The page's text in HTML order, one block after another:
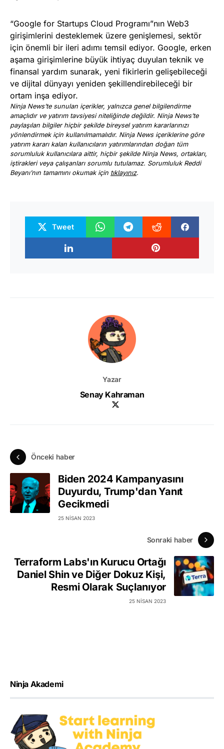
“Google for Startups Cloud Programı”nın Web3
girişimlerini desteklemek üzere genişlemesi, sektör
için önemli bir ileri adımı temsil ediyor. Google, erken
aşama girişimlerine büyük ihtiyaç duyulan teknik ve
finansal yardım sunarak, yeni fikirlerin gelişebileceği
ve dijital dünyayı yeniden şekillendirebileceği bir
ortam inşa ediyor.
Ninja News’te sunulan içerikler, yalnızca genel bilgilendirme
amaçlıdır ve yatırım tavsiyesi niteliğinde değildir. Ninja News’te
paylaşılan bilgiler hiçbir şekilde bireysel yatırım kararlarınızı
yönlendirmek için kullanılmamalıdır. Ninja News içeriklerine göre
yatırım kararı kalan kullanıcıların yatırımlarından doğan tüm
sorumluluk kullanıcılara aittir, hiçbir şekilde Ninja News, ortakları,
iştirakleri veya çalışanları sorumlu tutulamaz. Sorumluluk Reddi
Beyanı’nın tamamını okumak için tıklayınız.
Tweet
Yazar
Senay Kahraman
Önceki haber
Biden 2024 Kampanyasını
Duyurdu, Trump'dan Yanıt
Gecikmedi
25 NISAN 2023
Sonraki haber
Terraform Labs'ın Kurucu Ortağı
Daniel Shin ve Diğer Dokuz Kişi,
Resmi Olarak Suçlanıyor
25 NISAN 2023
Ninja Akademi